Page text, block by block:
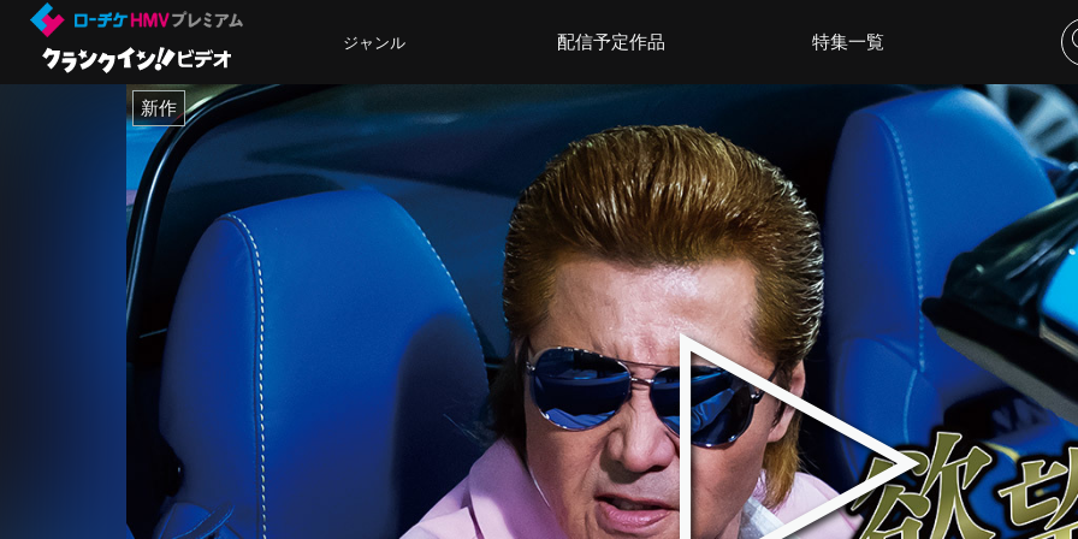
ジャンル 配信予定作品 特集一覧
新作